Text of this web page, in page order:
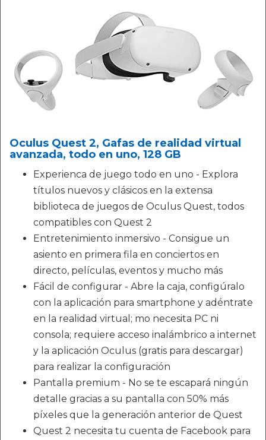
Oculus Quest 2, Gafas de realidad virtual
avanzada, todo en uno, 128 GB
Experienca de juego todo en uno - Explora
títulos nuevos y clásicos en la extensa
biblioteca de juegos de Oculus Quest, todos
compatibles con Quest 2
Entretenimiento inmersivo - Consigue un
asiento en primera fila en conciertos en
directo, películas, eventos y mucho más
Fácil de configurar - Abre la caja, configúralo
con la aplicación para smartphone y adéntrate
en la realidad virtual; mo necesita PC ni
consola; requiere acceso inalámbrico a internet
y la aplicación Oculus (gratis para descargar)
para realizar la configuración
Pantalla premium - No se te escapará ningún
detalle gracias a su pantalla con 50% más
píxeles que la generación anterior de Quest
Quest 2 necesita tu cuenta de Facebook para